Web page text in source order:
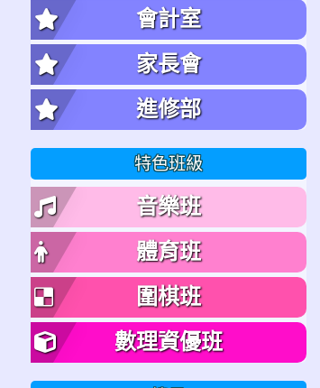
會計室
家長會
進修部
特色班級
音樂班
體育班
圍棋班
數理資優班